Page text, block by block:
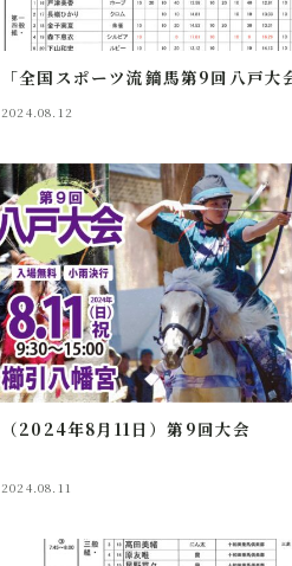
大会
「全国スポーツ流鏑馬第9回八戸大
2024.08.12
（2024年8月11日）第9回大会
2024.08.11